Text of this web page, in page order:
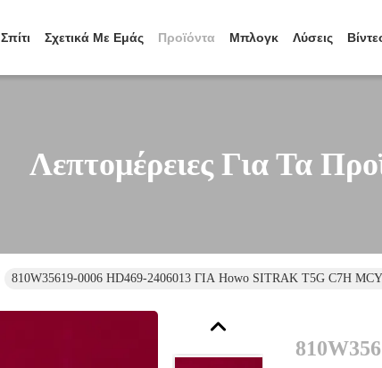
Σπίτι Σχετικά Με Εμάς Προϊόντα Μπλογκ Λύσεις
Λεπτομέρειες Για Τα
810W35619-0006 HD469-2406013 ΓΙΑ Howo SITRAK T5G C7H